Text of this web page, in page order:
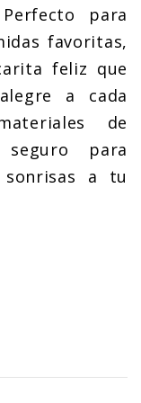
para
favoritas,
feliz que
a cada
de
para
a tu